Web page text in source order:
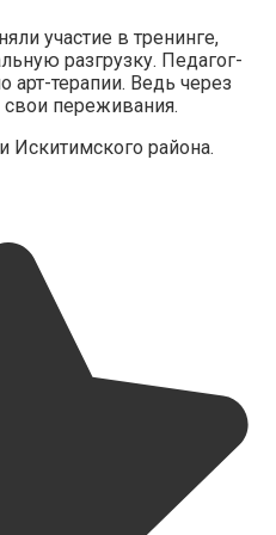
участие в тренинге,
разгрузку. Педагог-
арт-терапии. Ведь через
свои переживания.
района.